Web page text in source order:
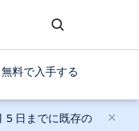
5 日までに既存の
無料で入手する